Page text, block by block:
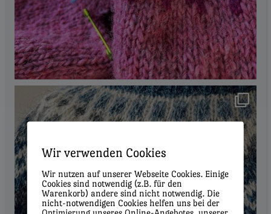
Wir verwenden Cookies
Wir nutzen auf unserer Webseite Cookies. Einige
Cookies sind notwendig (z.B. für den
Warenkorb) andere sind nicht notwendig. Die
nicht-notwendigen Cookies helfen uns bei der
Optimierung unseres Online-Angebotes, unserer